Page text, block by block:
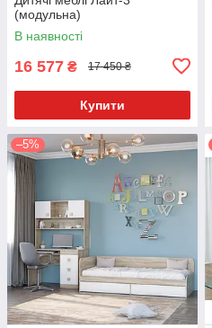
(модульна)
В наявності
16 577 ₴ 17 450 ₴
Купити
–5%